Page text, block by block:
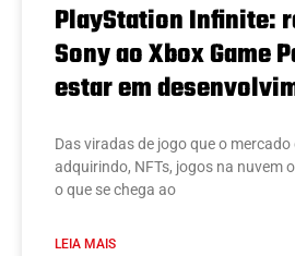
PlayStation Infinite:
Sony ao Xbox Game
estar em
Das viradas de jogo que o
adquirindo, NFTs, jogos na nuvem
o que se chega ao
LEIA MAIS